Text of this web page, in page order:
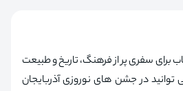
برای سفری پر از فرهنگ، تاریخ و طبیعت
در جشن‌ های نوروزی آذربایجان